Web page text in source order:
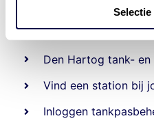
Selectie
tankstations
Den Hartog tank- en
Vind een station bij
Inloggen